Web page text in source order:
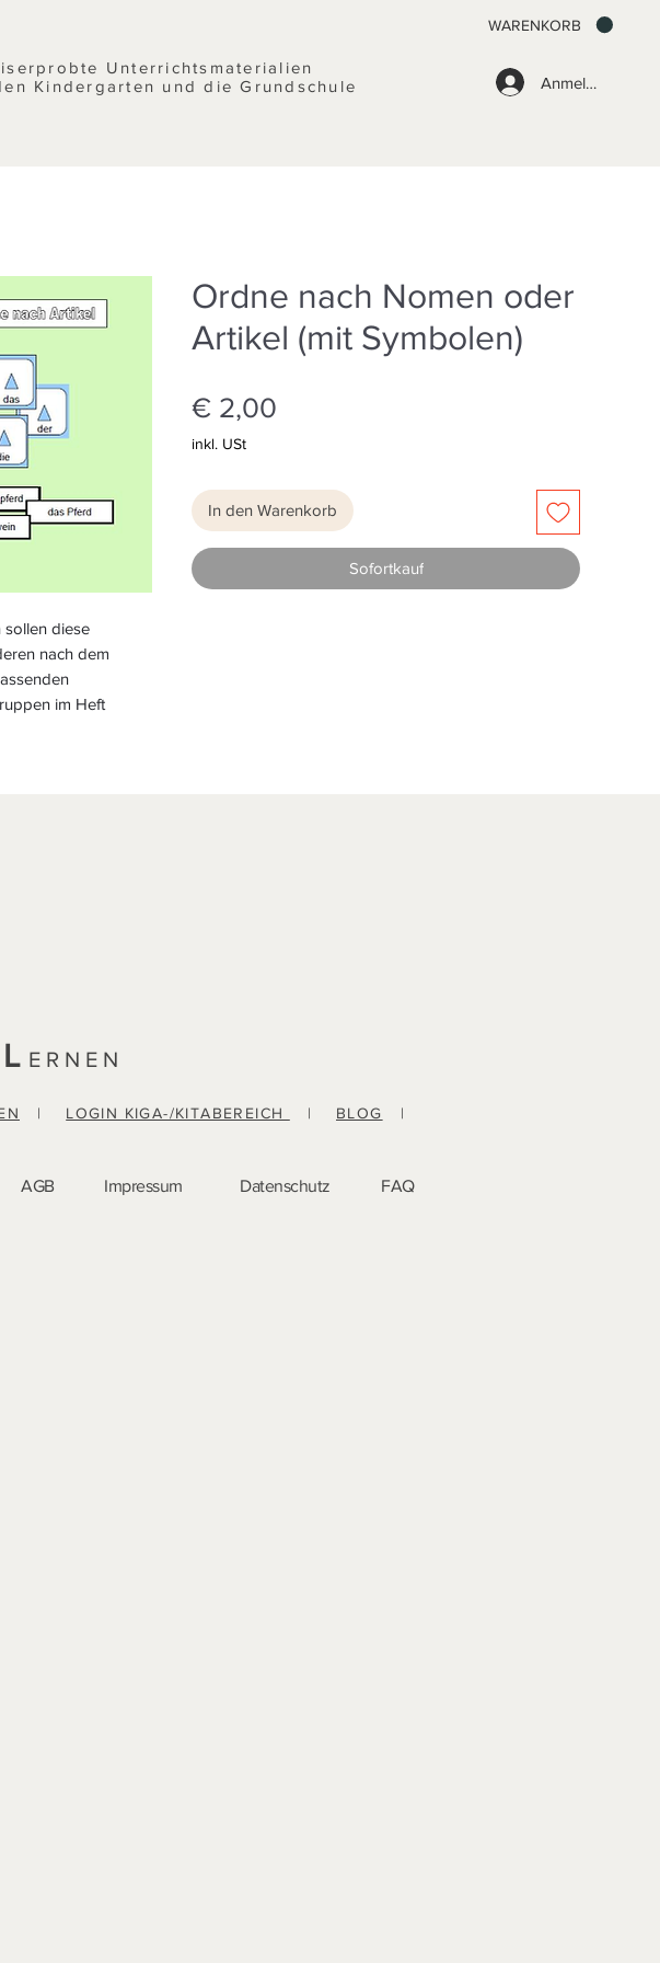
Anmelden
WARENKORB
Unterrichtsmaterialien
Kindergarten und die Grundschule
sollen diese
nach dem
im Heft
Ordne nach Nomen oder
Artikel (mit Symbolen)
€ 2,00
inkl. USt
In den Warenkorb
Sofortkauf
L ERNEN
| LOGIN KIGA-/KITABEREICH | BLOG
|
AGB Impressum Datenschutz FAQ